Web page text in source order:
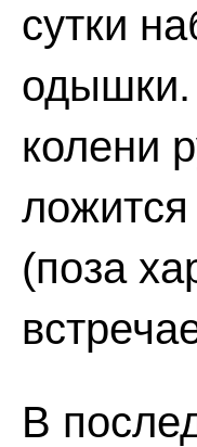
сутки
одышки.
колени
(поза
В